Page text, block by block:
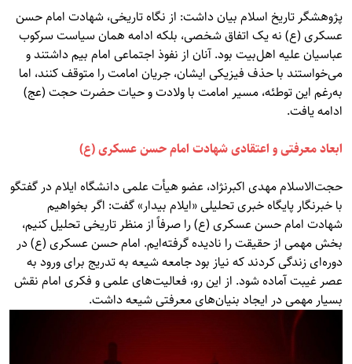
پژوهشگر تاریخ اسلام بیان داشت: از نگاه تاریخی، شهادت امام حسن
عسکری (ع) نه یک اتفاق شخصی، بلکه ادامه همان سیاست سرکوب
عباسیان علیه اهل‌بیت بود. آنان از نفوذ اجتماعی امام بیم داشتند و
می‌خواستند با حذف فیزیکی ایشان، جریان امامت را متوقف کنند، اما
به‌رغم این توطئه، مسیر امامت با ولادت و حیات حضرت حجت (عج)
ادامه یافت.
ابعاد معرفتی و اعتقادی شهادت امام حسن عسکری (ع)
حجت‌الاسلام مهدی اکبرنژاد، عضو هیأت علمی دانشگاه ایلام در گفتگو
با خبرنگار پایگاه خبری تحلیلی «ایلام بیدار» گفت: اگر بخواهیم
شهادت امام حسن عسکری (ع) را صرفاً از منظر تاریخی تحلیل کنیم،
بخش مهمی از حقیقت را نادیده گرفته‌ایم. امام حسن عسکری (ع) در
دوره‌ای زندگی کردند که نیاز بود جامعه شیعه به تدریج برای ورود به
عصر غیبت آماده شود. از این رو، فعالیت‌های علمی و فکری امام نقش
بسیار مهمی در ایجاد بنیان‌های معرفتی شیعه داشت.